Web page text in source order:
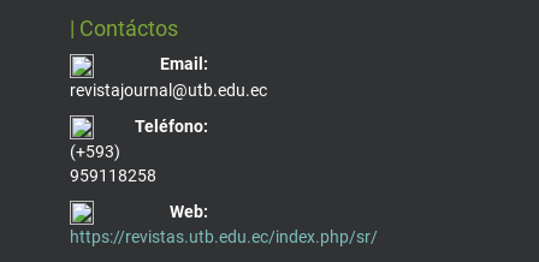
| Contáctos
Email:
revistajournal@utb.edu.ec
Teléfono:
(+593)
959118258
Web:
https://revistas.utb.edu.ec/index.php/sr/